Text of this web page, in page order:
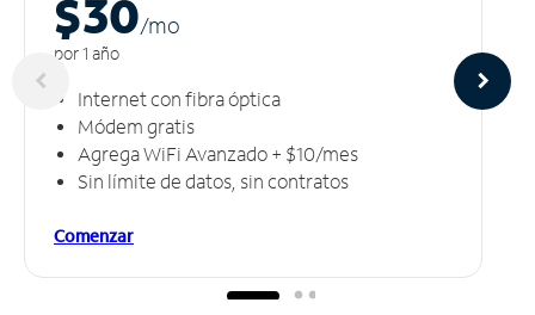
$30/mo
por 1 año
Internet con fibra óptica
Módem gratis
Agrega WiFi Avanzado + $10/mes
Sin límite de datos, sin contratos
Comenzar